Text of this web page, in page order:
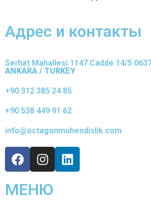
Адрес и контакты
Serhat Mahallesi 1147.Cadde 14/5
ANKARA / TURKEY
+90 312 385 24 85
+90 538 449 91 62
info@octagonmuhendislik.com
МЕНЮ